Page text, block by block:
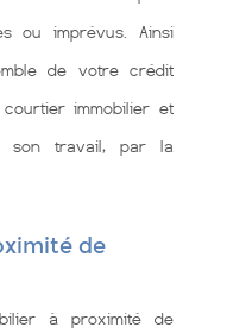
ou imprévus. Ainsi
de votre crédit
immobilier et
son travail, par la
de
à proximité de